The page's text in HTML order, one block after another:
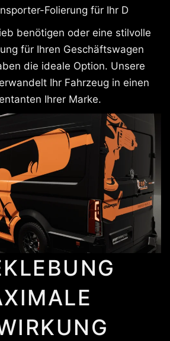
Folierung für Ihr D
benötigen oder eine stilvolle
für Ihren Geschäftswagen
die ideale Option. Unsere
Ihr Fahrzeug in einen
Ihrer Marke.